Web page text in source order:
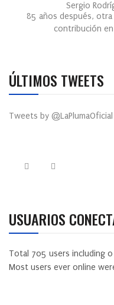
Sergio
85 años después, otra
contribución en
ÚLTIMOS TWEETS
Tweets by @LaPlumaOficial
USUARIOS
Total 705 users including 0
Most users ever online